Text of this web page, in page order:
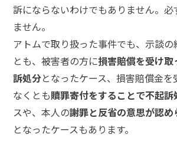
地
訴にならないわけでもありません。
ません。
アトムで取り扱った事件でも、示談の
とも、被害者の方に損害賠償を受け取
訴処分となったケース、損害賠償金を
なくとも贖罪寄付をすることで不起訴
スや、本人の謝罪と反省の意思が認
となったケースもあります。